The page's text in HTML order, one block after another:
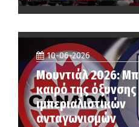
10-06-2026
Μουντιάλ 2026:
καιρό της
ιμπεριαλιστικών
ανταγωνισμών